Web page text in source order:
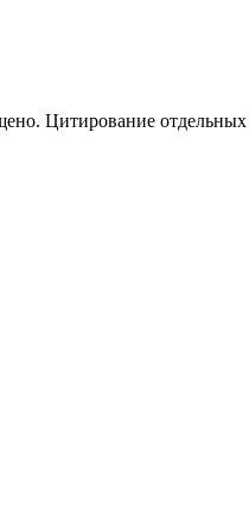
Цитирование